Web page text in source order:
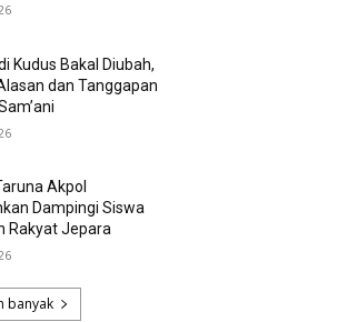
Kudus Bakal Diubah,
dan Tanggapan
Akpol
Dampingi Siswa
Rakyat Jepara
banyak